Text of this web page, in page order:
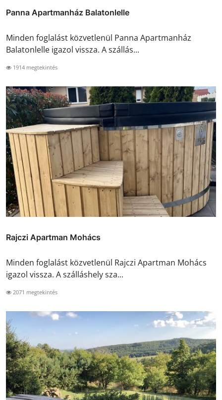
Panna Apartmanház Balatonlelle
Minden foglalást közvetlenül Panna Apartmanház
Balatonlelle igazol vissza. A szállás...
1914 megtekintés
Rajczi Apartman Mohács
Minden foglalást közvetlenül Rajczi Apartman Mohács
igazol vissza. A szálláshely sza...
2071 megtekintés